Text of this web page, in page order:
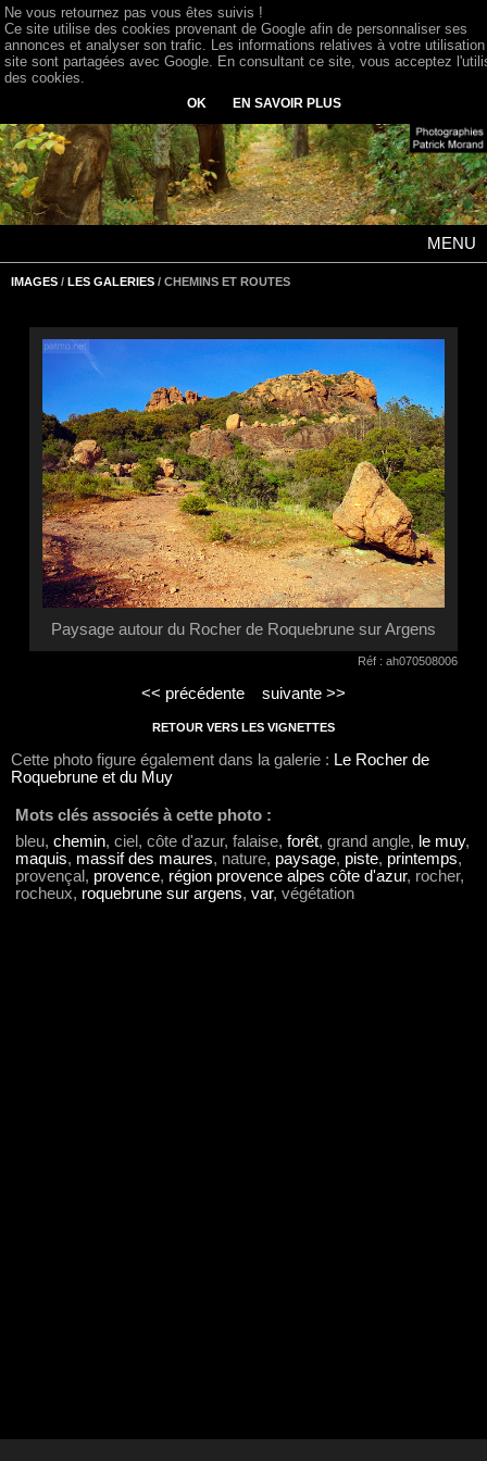
MENU
IMAGES / LES GALERIES / CHEMINS ET ROUTES
Paysage autour du Rocher de Roquebrune sur Argens
Réf : ah070508006
<< précédente suivante >>
RETOUR VERS LES VIGNETTES
Cette photo figure également dans la galerie : Le Rocher de
Roquebrune et du Muy
Mots clés associés à cette photo :
bleu, chemin, ciel, côte d'azur, falaise, forêt, grand angle, le muy,
maquis, massif des maures, nature, paysage, piste, printemps,
provençal, provence, région provence alpes côte d'azur, rocher,
rocheux, roquebrune sur argens, var, végétation
Ne vous retournez pas vous êtes suivis !
Ce site utilise des cookies provenant de Google afin de personnaliser ses
annonces et analyser son trafic. Les informations relatives à votre
site sont partagées avec Google. En consultant ce site, vous acceptez
des cookies.
OK EN SAVOIR PLUS